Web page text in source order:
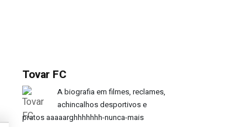
Tovar FC
A biografia em filmes, reclames,
achincalhos desportivos e
pratos aaaaarghhhhhhh-nunca-mais